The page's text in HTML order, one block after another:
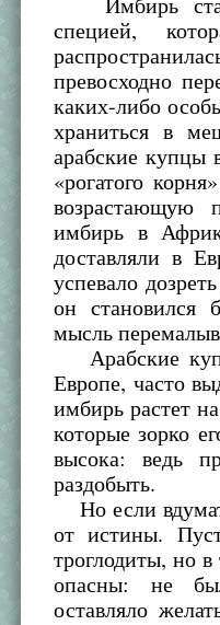
специей,
превосходно
каких-либо
храниться в
арабские купцы
«рогатого
возрастающую
имбирь в
доставляли в
успевало
он становился
мысль
Арабские
Европе, часто
имбирь растет
которые зорко
высока: ведь
раздобыть.
Но если
от истины.
троглодиты, но
опасны: не
оставляло